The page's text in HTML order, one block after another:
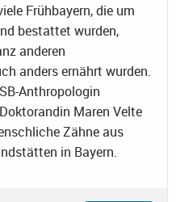
Frühbayern, die um
bestattet wurden,
anderen
anders ernährt wurden.
Anthropologin
Maren Velte
Zähne aus
in Bayern.